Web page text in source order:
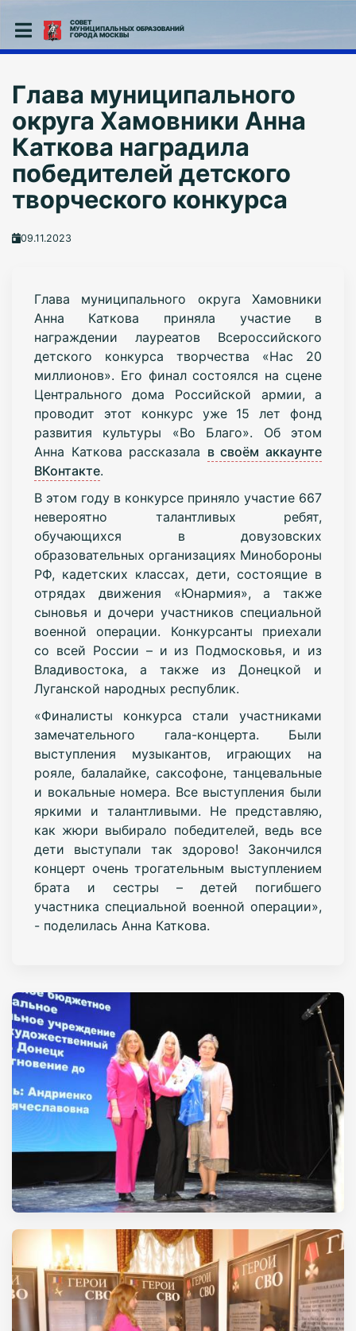
СОВЕТ
МУНИЦИПАЛЬНЫХ ОБРАЗОВАНИЙ
ГОРОДА МОСКВЫ
Глава муниципального
округа Хамовники Анна
Каткова наградила
победителей детского
творческого конкурса
09.11.2023
Глава муниципального округа Хамовники
Анна Каткова приняла участие в
награждении лауреатов Всероссийского
детского конкурса творчества «Нас 20
миллионов». Его финал состоялся на сцене
Центрального дома Российской армии, а
проводит этот конкурс уже 15 лет фонд
развития культуры «Во Благо». Об этом
Анна Каткова рассказала в своём аккаунте
ВКонтакте.
В этом году в конкурсе приняло участие 667
невероятно талантливых ребят,
обучающихся в довузовских
образовательных организациях Минобороны
РФ, кадетских классах, дети, состоящие в
отрядах движения «Юнармия», а также
сыновья и дочери участников специальной
военной операции. Конкурсанты приехали
со всей России – и из Подмосковья, и из
Владивостока, а также из Донецкой и
Луганской народных республик.
«Финалисты конкурса стали участниками
замечательного гала-концерта. Были
выступления музыкантов, играющих на
рояле, балалайке, саксофоне, танцевальные
и вокальные номера. Все выступления были
яркими и талантливыми. Не представляю,
как жюри выбирало победителей, ведь все
дети выступали так здорово! Закончился
концерт очень трогательным выступлением
брата и сестры – детей погибшего
участника специальной военной операции»,
- поделилась Анна Каткова.